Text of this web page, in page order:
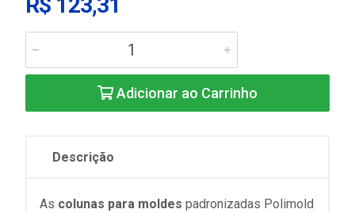
Adicionar ao Carrinho
Descrição
As colunas para moldes padronizadas Polimold